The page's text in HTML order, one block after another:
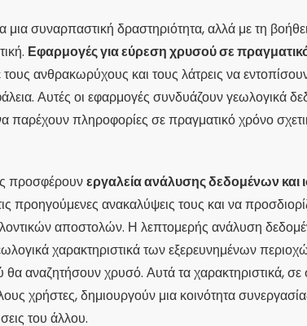
συναρπαστική δραστηριότητα, αλλά με τη
Εφαρμογές για εύρεση χρυσού σε
τους ανθρακωρύχους και τους λάτρεις να
Αυτές οι εφαρμογές συνδυάζουν γεωλογικά
παρέχουν πληροφορίες σε πραγματικό χρόνο
προσφέρουνεργαλεία ανάλυσης δεδομένων και
προηγούμενες ανακαλύψεις τους και να
αποστολών. Η λεπτομερής ανάλυση
χαρακτηριστικά των εξερευνημένων
θα αναζητήσουν χρυσό. Αυτά τα χαρακτηριστικά,
χρήστες, δημιουργούν μια κοινότητα
του άλλου.